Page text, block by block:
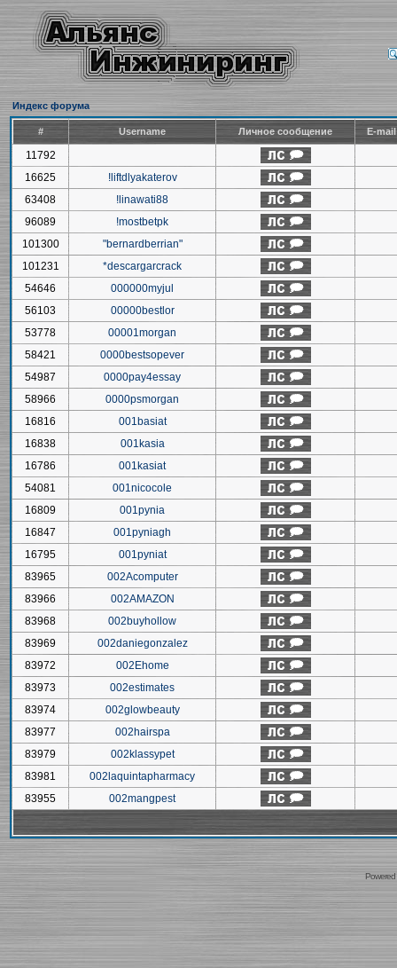
Индекс форума
# Username Личное сообщение E-
11792
16625
!liftdlyakaterov
63408
!linawati88
96089
!mostbetpk
101300
"bernardberrian"
101231
*descargarcrack
54646
000000myjul
56103
00000bestlor
53778
00001morgan
58421
0000bestsopever
54987
0000pay4essay
58966
0000psmorgan
16816
001basiat
16838
001kasia
16786
001kasiat
54081
001nicocole
16809
001pynia
16847
001pyniagh
16795
001pyniat
83965
002Acomputer
83966
002AMAZON
83968
002buyhollow
83969
002daniegonzalez
83972
002Ehome
83973
002estimates
83974
002glowbeauty
83977
002hairspa
83979
002klassypet
83981
002laquintapharmacy
83955
002mangpest